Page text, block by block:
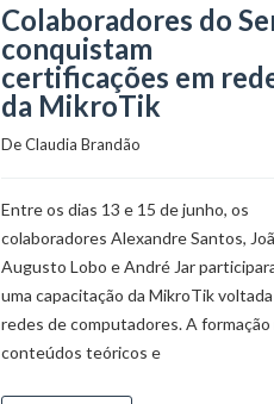
Colaboradores do
conquistam
certificações em
da MikroTik
De Claudia Brandão
Entre os dias 13 e 15 de junho, os
colaboradores Alexandre Santos,
Augusto Lobo e André Jar
uma capacitação da MikroTik
redes de computadores. A formação
conteúdos teóricos e